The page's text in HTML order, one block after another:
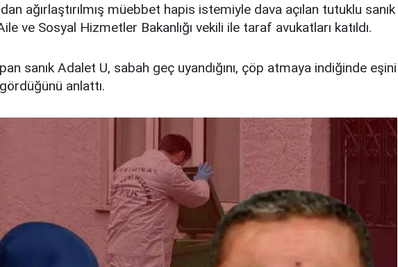
ağırlaştırılmış müebbet hapis istemiyle dava açılan tutuklu sanık
ve Sosyal Hizmetler Bakanlığı vekili ile taraf avukatları katıldı.
sanık Adalet U, sabah geç uyandığını, çöp atmaya indiğinde eşini
anlattı.